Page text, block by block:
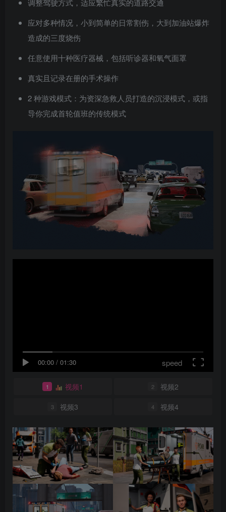
调整驾驶方式，适应繁忙真实的道路交通
应对多种情况，小到简单的日常割伤，大到加油站爆炸
造成的三度烧伤
任意使用十种医疗器械，包括听诊器和氧气面罩
真实且记录在册的手术操作
2 种游戏模式：为资深急救人员打造的沉浸模式，或指
导你完成首轮值班的传统模式
00:00 / 01:30 speed
1 视频1 2 视频2
3 视频3 4 视频4